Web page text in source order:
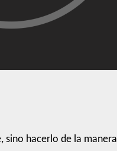
sino hacerlo de la manera